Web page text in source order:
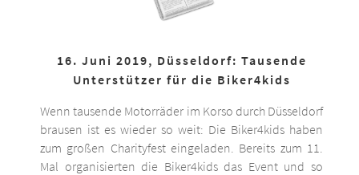
16. Juni 2019, Düsseldorf: Tausende
Unterstützer für die Biker4kids
Wenn tausende Motorräder im Korso durch Düsseldorf
brausen ist es wieder so weit: Die Biker4kids haben
zum großen Charityfest eingeladen. Bereits zum 11.
Mal organisierten die Biker4kids das Event und so